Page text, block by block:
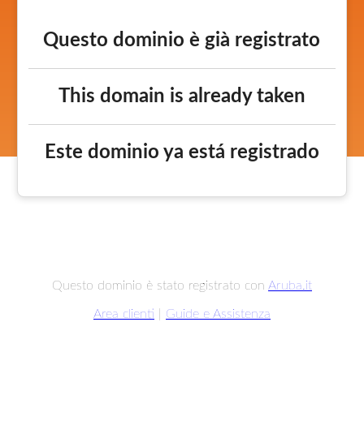
Questo dominio è già registrato
This domain is already taken
Este dominio ya está registrado
Questo dominio è stato registrato con Aruba.it
Area clienti Guide e Assistenza